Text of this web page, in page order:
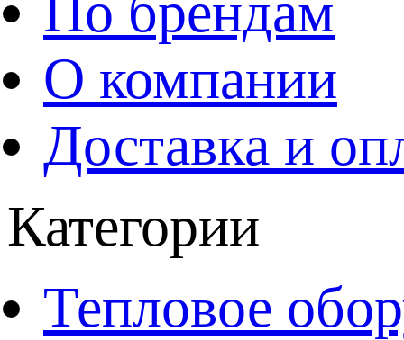
О компании
Доставка и
Категории
Тепловое